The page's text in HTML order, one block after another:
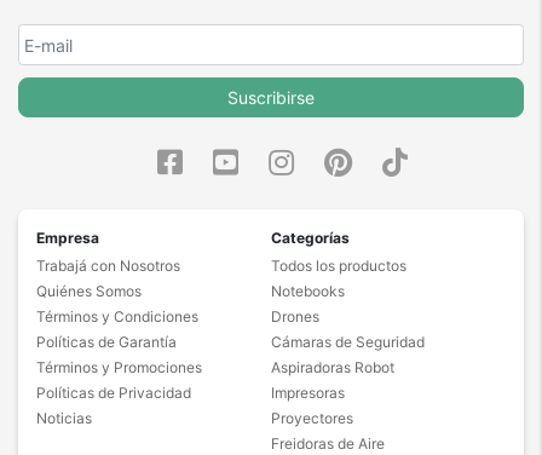
Suscribirse
Empresa
Trabajá con Nosotros
Quiénes Somos
Términos y Condiciones
Políticas de Garantía
Términos y Promociones
Políticas de Privacidad
Noticias
Categorías
Todos los productos
Notebooks
Drones
Cámaras de Seguridad
Aspiradoras Robot
Impresoras
Proyectores
Freidoras de Aire